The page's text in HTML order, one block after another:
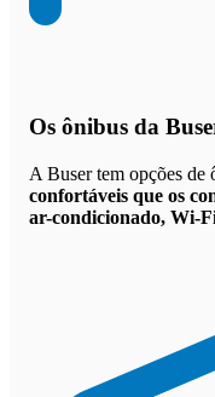
Os ônibus da
A Buser tem opções de
confortáveis que os
ar-condicionado, Wi-